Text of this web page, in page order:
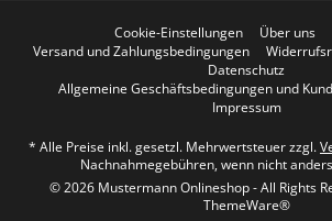
Cookie-Einstellungen Über uns
Versand und Zahlungsbedingungen
Datenschutz
Allgemeine Geschäftsbedingungen und
Impressum
* Alle Preise inkl. gesetzl. Mehrwertsteuer zzgl.
Nachnahmegebühren, wenn nicht
© 2026 Mustermann Onlineshop - All Rights
ThemeWare®